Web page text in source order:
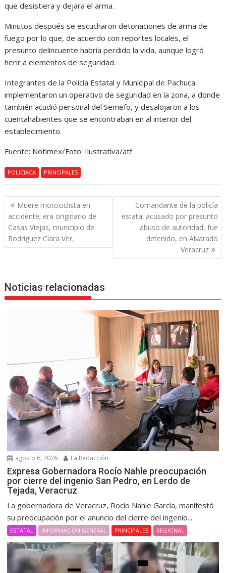
que desistiera y dejara el arma.
Minutos después se escucharon detonaciones de arma de
fuego por lo que, de acuerdo con reportes locales, el
presunto delincuente habría perdido la vida, aunque logró
herir a elementos de seguridad.
Integrantes de la Policía Estatal y Municipal de Pachuca
implementaron un operativo de seguridad en la zona, a donde
también acudió personal del Semefo, y desalojaron a los
cuentahabientes que se encontraban en al interior del
establecimiento.
Fuente: Notimex/Foto: Ilustrativa/atf
POLICIACA PRINCIPALES
Navegación
de
entradas
Muere motociclista en
accidente; era originario de
Casas Viejas, municipio de
Rodríguez Clara Ver,
Comandante de la policía
estatal acusado por presunto
abuso de autoridad, fue
detenido, en Alvarado
Veracruz
Noticias relacionadas
agosto 6, 2026 La Redacción
Expresa Gobernadora Rocío Nahle preocupación
por cierre del ingenio San Pedro, en Lerdo de
Tejada, Veracruz
La gobernadora de Veracruz, Rocío Nahle García, manifestó
su preocupación por el anuncio del cierre del ingenio...
ESTATAL INFORMACIÓN GENERAL PRINCIPALES REGIONAL